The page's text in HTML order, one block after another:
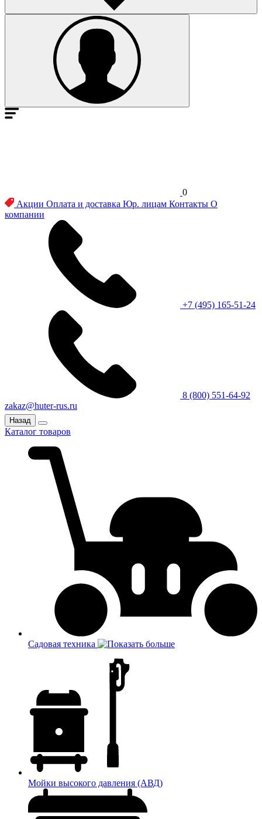
0
Акции Оплата и доставка Юр. лицам Контакты О
компании
+7 (495) 165-51-24
8 (800) 551-64-92
zakaz@huter-rus.ru
Назад
Каталог товаров
Садовая техника
Мойки высокого давления (АВД)